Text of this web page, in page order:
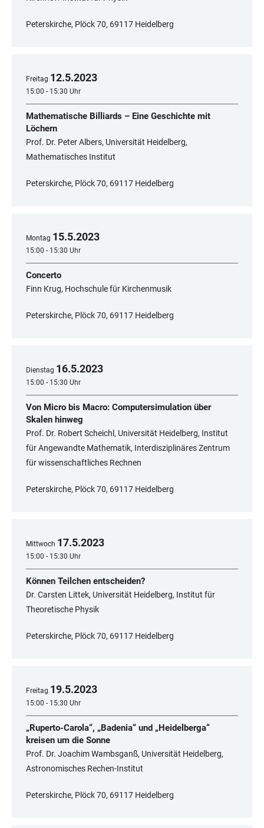
Peterskirche, Plöck 70, 69117 Heidelberg
Freitag 12.5.2023
15:00 - 15:30 Uhr
Mathematische Billiards – Eine Geschichte mit
Löchern
Prof. Dr. Peter Albers, Universität Heidelberg,
Mathematisches Institut
Peterskirche, Plöck 70, 69117 Heidelberg
Montag 15.5.2023
15:00 - 15:30 Uhr
Concerto
Finn Krug, Hochschule für Kirchenmusik
Peterskirche, Plöck 70, 69117 Heidelberg
Dienstag 16.5.2023
15:00 - 15:30 Uhr
Von Micro bis Macro: Computersimulation über
Skalen hinweg
Prof. Dr. Robert Scheichl, Universität Heidelberg, Institut
für Angewandte Mathematik, Interdisziplinäres Zentrum
für wissenschaftliches Rechnen
Peterskirche, Plöck 70, 69117 Heidelberg
Mittwoch 17.5.2023
15:00 - 15:30 Uhr
Können Teilchen entscheiden?
Dr. Carsten Littek, Universität Heidelberg, Institut für
Theoretische Physik
Peterskirche, Plöck 70, 69117 Heidelberg
Freitag 19.5.2023
15:00 - 15:30 Uhr
„Ruperto-Carola“, „Badenia“ und „Heidelberga“
kreisen um die Sonne
Prof. Dr. Joachim Wambsganß, Universität Heidelberg,
Astronomisches Rechen-Institut
Peterskirche, Plöck 70, 69117 Heidelberg